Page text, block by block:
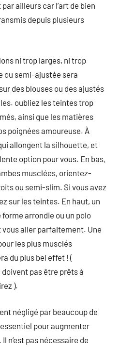
ailleurs car l’art de bien
depuis plusieurs
ni trop larges, ni trop
ou semi-ajustée sera
des blouses ou des ajustés
oubliez les teintes trop
ainsi que les matières
poignées amoureuse. À
allongent la silhouette, et
option pour vous. En bas,
musclées, orientez-
ou semi-slim. Si vous avez
sur les teintes. En haut, un
arrondie ou un polo
aller parfaitement. Une
les plus musclés
du plus bel effet ! (
pas être prêts à
).
négligé par beaucoup de
pour augmenter
n’est pas nécessaire de